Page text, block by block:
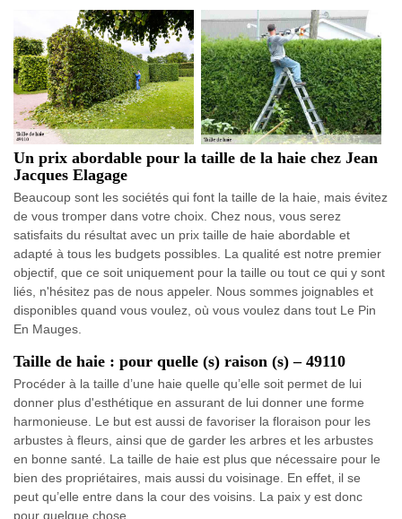
Un prix abordable pour la taille de la haie chez Jean
Jacques Elagage
Beaucoup sont les sociétés qui font la taille de la haie, mais évitez
de vous tromper dans votre choix. Chez nous, vous serez
satisfaits du résultat avec un prix taille de haie abordable et
adapté à tous les budgets possibles. La qualité est notre premier
objectif, que ce soit uniquement pour la taille ou tout ce qui y sont
liés, n'hésitez pas de nous appeler. Nous sommes joignables et
disponibles quand vous voulez, où vous voulez dans tout Le Pin
En Mauges.
Taille de haie : pour quelle (s) raison (s) – 49110
Procéder à la taille d’une haie quelle qu’elle soit permet de lui
donner plus d'esthétique en assurant de lui donner une forme
harmonieuse. Le but est aussi de favoriser la floraison pour les
arbustes à fleurs, ainsi que de garder les arbres et les arbustes
en bonne santé. La taille de haie est plus que nécessaire pour le
bien des propriétaires, mais aussi du voisinage. En effet, il se
peut qu’elle entre dans la cour des voisins. La paix y est donc
pour quelque chose.